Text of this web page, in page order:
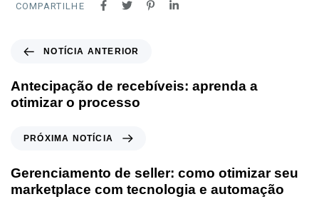
COMPARTILHE
NOTÍCIA ANTERIOR
Antecipação de recebíveis: aprenda a
otimizar o processo
PRÓXIMA NOTÍCIA
Gerenciamento de seller: como otimizar seu
marketplace com tecnologia e automação